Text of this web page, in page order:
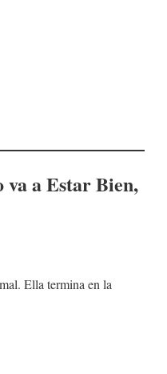
va a Estar Bien,
Ella termina en la